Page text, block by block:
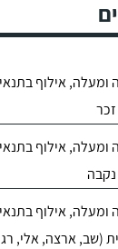
מקום בטבע בגבעת עדה
יש
חייג עכשיו
ומעלה, אילוף בתנאי
ומעלה, אילוף בתנאי
נקבה
ומעלה, אילוף בתנאי
(שב, ארצה, אלי,